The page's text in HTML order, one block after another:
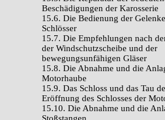
Beschädigungen der Karosserie
15.6. Die Bedienung der
Schlösser
15.7. Die Empfehlungen nach
der Windschutzscheibe und der
bewegungsunfähigen Gläser
15.8. Die Abnahme und die
Motorhaube
15.9. Das Schloss und das Tau
Eröffnung des Schlosses der
15.10. Die Abnahme und die